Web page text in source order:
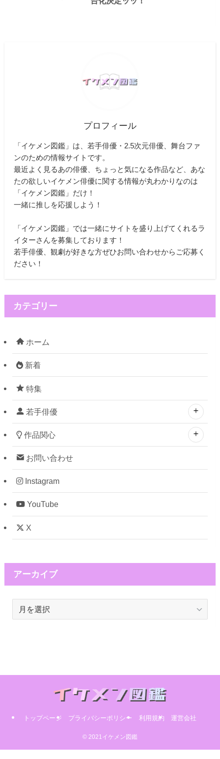
プロフィール
「イケメン図鑑」は、若手俳優・2.5次元俳優、舞台ファ
ンのための情報サイトです。
最近よく見るあの俳優、ちょっと気になる作品など、あな
たの欲しいイケメン俳優に関する情報が丸わかりなのは
「イケメン図鑑」だけ！
一緒に推しを応援しよう！
「イケメン図鑑」では一緒にサイトを盛り上げてくれるラ
イターさんを募集しております！
若手俳優、観劇が好きな方ぜひお問い合わせからご応募く
ださい！
カテゴリー
ホーム
新着
特集
若手俳優
作品関心
お問い合わせ
Instagram
YouTube
X
アーカイブ
トップページ プライバシーポリシー 利用規約 運営会社
© 2021イケメン図鑑